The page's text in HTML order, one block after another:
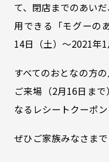
て、閉店までのあい
用できる「モグーの
14日（土）～2021年1
すべてのおとなの方
ご来場（2月16日ま
なるレシートクーポ
ぜひご家族みなさま